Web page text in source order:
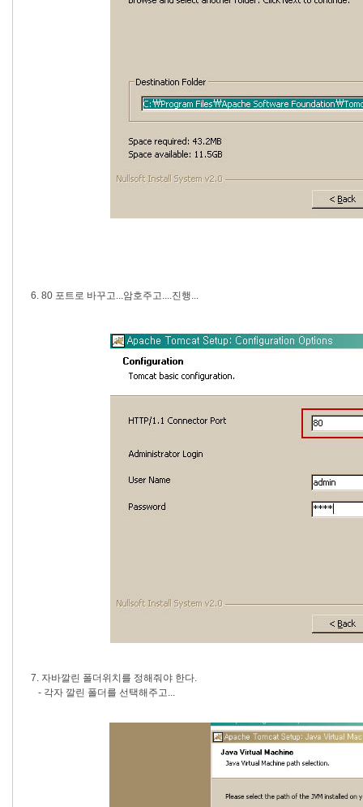
6. 80 포트로 바꾸고...암호주고....진행...
7. 자바깔린 폴더위치를 정해줘야 한다.
- 각자 깔린 폴더를 선택해주고...